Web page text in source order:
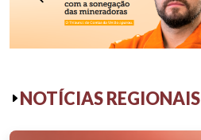
NOTÍCIAS REGIONAIS